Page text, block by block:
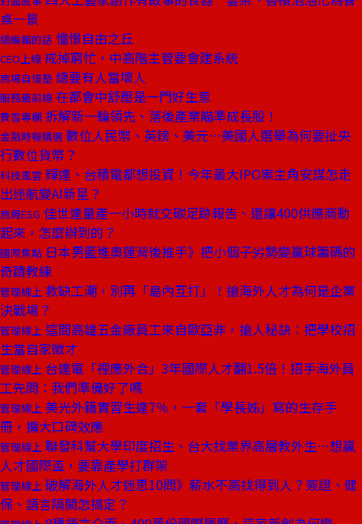
桌一景
總編輯的話 憧憬自由之丘
CEO上線 戒掉窮忙，中高階主管要會建系統
商場自慢塾 總要有人當壞人
服務最前線 在都會中舒壓是一門好生意
費雪專欄 拆解新一輪領先、落後產業瞄準成長股！
金融時報精選 數位人民幣、英鎊、美元⋯美國人選舉為何要扯央
行數位貨幣？
科技風雲 輝達、台積電都想投資！今年最大IPO案主角安謀怎走
出迷航變AI新星？
商周ESG 佳世達量產一小時就交碳足跡報告、還讓400供應商動
起來，怎麼辦到的？
國際焦點 日本男籃進奧運背後推手》把小個子劣勢變贏球籌碼的
奇蹟教練
管理線上 救缺工潮，別再「島內互打」！搶海外人才為何是企業
決戰場？
管理線上 這間高雄五金廠員工來自歐亞非，搶人秘訣：把學校招
生當自家徵才
管理線上 台達電「裡應外合」3年國際人才翻1.5倍！招手海外員
工先問：我們準備好了嗎
管理線上 美光外籍實習生達7％，一套「學長姊」寫的生存手
冊，擴大口碑效應
管理線上 聯發科幫大學印度招生、台大找業界高層教外生⋯想贏
人才國際盃，要靠產學打群架
管理線上 破解海外人才迷思10問》薪水不高找得到人？簽證、健
保、語言隔閡怎搞定？